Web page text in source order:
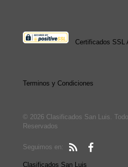
Certificados SSL
Terminos y Condiciones
© 2026 Clasificados San Luis.
Reservados
Seguimos en:
Clasificados San Luis